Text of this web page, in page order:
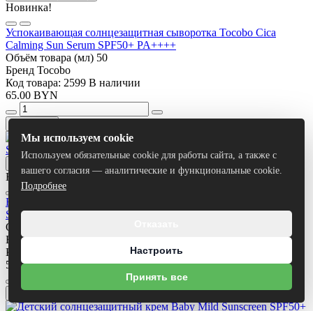
Новинка!
Успокаивающая солнцезащитная сыворотка Tocobo Cica
Calming Sun Serum SPF50+ PA++++
Объём товара (мл) 50
Бренд Tocobo
Код товара: 2599 В наличии
65.00 BYN
Быстрый просмотр
Новинка! -10%
Водостойкий солнцезащитный стик Tocobo Vita Waterproof
Sun Stick SPF50+ PA++++
Объём товара (мл)
Бренд
Код товара: 2597
В наличии
56.70 BYN 63.00 BYN
В корзину Просмотр
Мы используем cookie
Используем обязательные cookie для работы сайта, а также с
вашего согласия — аналитические и функциональные cookie.
Подробнее
Настроить
Принять все